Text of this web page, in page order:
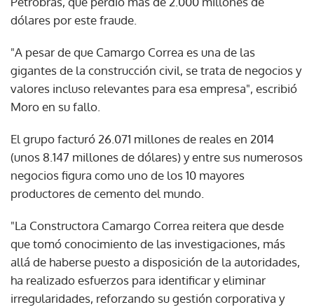
dólares por este fraude.
"A pesar de que Camargo Correa es una de las
gigantes de la construcción civil, se trata de negocios y
valores incluso relevantes para esa empresa", escribió
Moro en su fallo.
El grupo facturó 26.071 millones de reales en 2014
(unos 8.147 millones de dólares) y entre sus numerosos
negocios figura como uno de los 10 mayores
productores de cemento del mundo.
"La Constructora Camargo Correa reitera que desde
que tomó conocimiento de las investigaciones, más
allá de haberse puesto a disposición de la autoridades,
ha realizado esfuerzos para identificar y eliminar
irregularidades, reforzando su gestión corporativa y